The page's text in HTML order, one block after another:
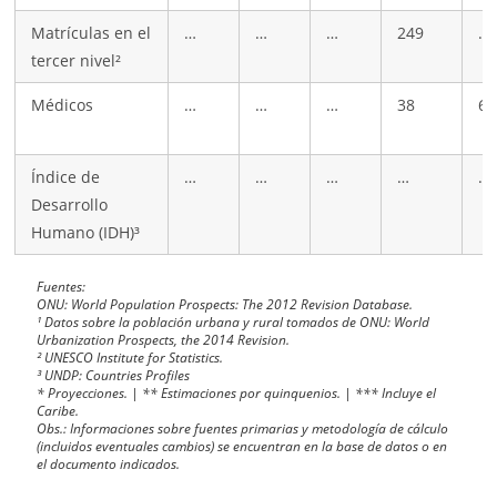
Matrículas en el
tercer nivel²
… … … 249 …
Médicos … … … 38 60
Índice de
Desarrollo
Humano (IDH)³
… … … … …
Fuentes:
ONU: World Population Prospects: The 2012 Revision Database.
¹ Datos sobre la población urbana y rural tomados de ONU: World
Urbanization Prospects, the 2014 Revision.
² UNESCOInstitute for Statistics.
³ UNDP: Countries Profiles
* Proyecciones. | ** Estimaciones por quinquenios. | *** Incluye el
Caribe.
Obs.: Informaciones sobre fuentes primarias y metodología de cálculo
(incluidos eventuales cambios) se encuentran en la base de datos o en
el documento indicados.